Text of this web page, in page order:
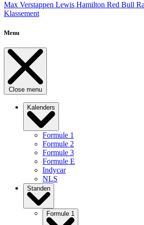
Max Verstappen Lewis Hamilton Red Bull
Klassement
Menu
Close menu
Kalenders
Formule 1
Formule 2
Formule 3
Formule E
Indycar
NLS
Standen
Formule 1